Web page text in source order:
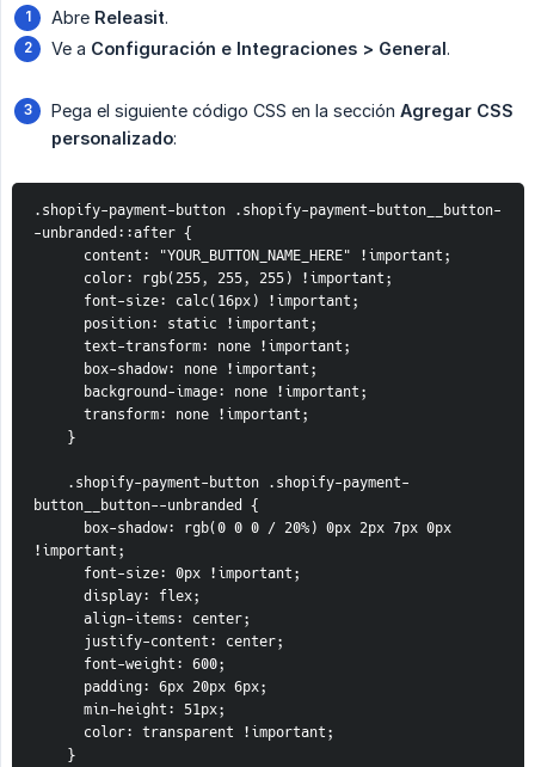
Abre Releasit.
Ve a Configuración e Integraciones > General.
Pega el siguiente código CSS en la sección Agregar CSS
personalizado:
.shopify-payment-button .shopify-payment-button__button-
-unbranded::after {
      content: "YOUR_BUTTON_NAME_HERE" !important;
      color: rgb(255, 255, 255) !important;
      font-size: calc(16px) !important;
      position: static !important;
      text-transform: none !important;
      box-shadow: none !important;
      background-image: none !important;
      transform: none !important;
    }
button__button--unbranded {
!important;
      font-size: 0px !important;
      display: flex;
      align-items: center;
      justify-content: center;
      font-weight: 600;
      padding: 6px 20px 6px;
      min-height: 51px;
      color: transparent !important;
    }